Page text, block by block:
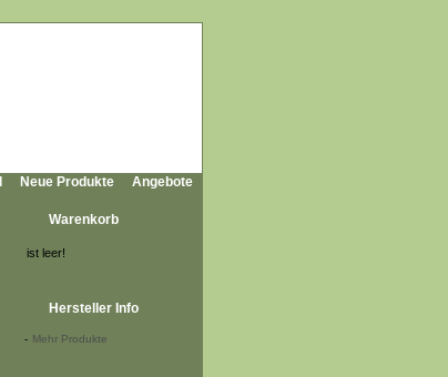
Neue Produkte Angebote
Warenkorb
ist leer!
Hersteller Info
- Mehr Produkte